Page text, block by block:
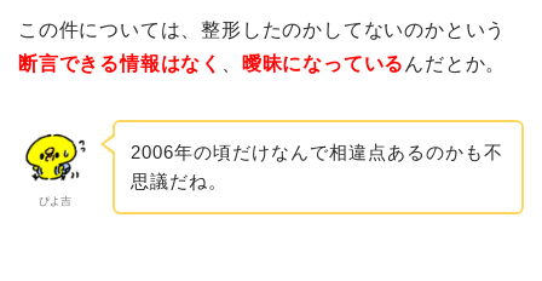
この件については、整形したのかしてないのかという
断言できる情報はなく
曖昧になっている んだとか。
ぴよ吉
2006年の頃だけなんで相違点あるのかも不
思議だね。